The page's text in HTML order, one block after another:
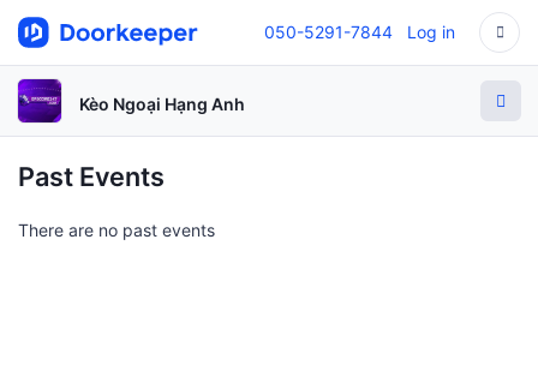
050-5291-7844 Log in
Kèo Ngoại Hạng Anh
Past Events
There are no past events